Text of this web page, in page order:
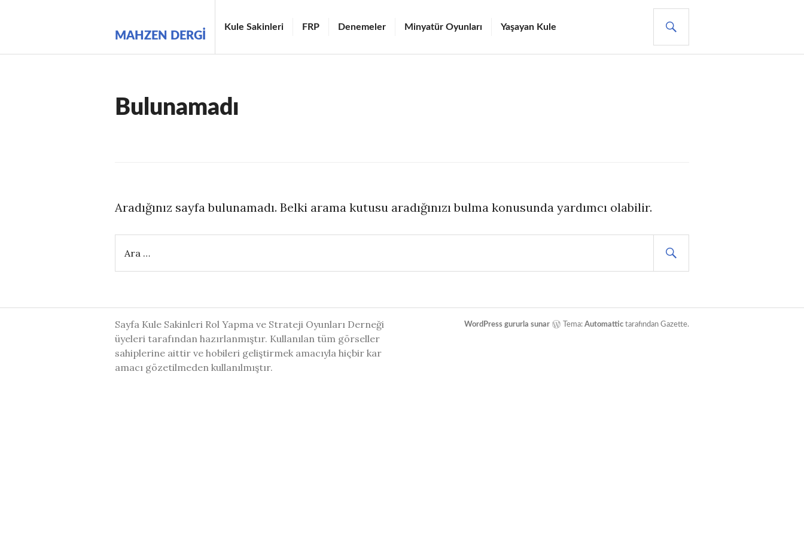
MAHZEN DERGI
Kule Sakinleri FRP Denemeler Minyatür Oyunları Yaşayan Kule
Bulunamadı
Aradığınız sayfa bulunamadı. Belki arama kutusu aradığınızı bulma konusunda yardımcı olabilir.
Sayfa Kule Sakinleri Rol Yapma ve Strateji Oyunları Derneği
üyeleri tarafından hazırlanmıştır. Kullanılan tüm görseller
sahiplerine aittir ve hobileri geliştirmek amacıyla hiçbir kar
amacı gözetilmeden kullanılmıştır.
WordPress gururla sunar Tema: Automattic tarafından Gazette.